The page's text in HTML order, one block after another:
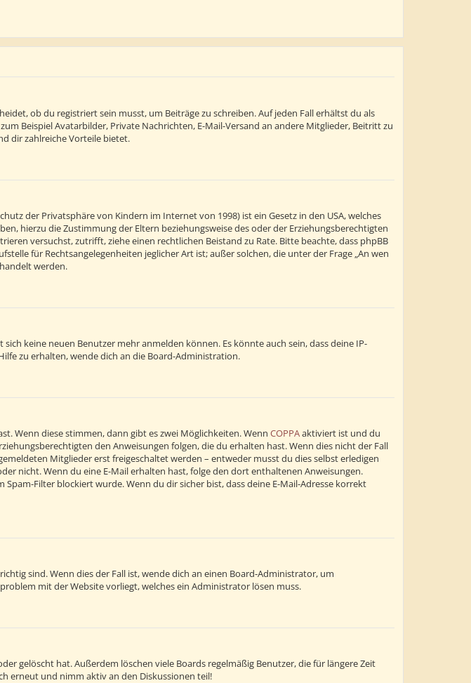
ob du registriert sein musst, um Beiträge zu schreiben. Auf jeden Fall erhältst du als
Beispiel Avatarbilder, Private Nachrichten, E-Mail-Versand an andere Mitglieder, Beitritt zu
dir zahlreiche Vorteile bietet.
der Privatsphäre von Kindern im Internet von 1998) ist ein Gesetz in den USA, welches
hierzu die Zustimmung der Eltern beziehungsweise des oder der Erziehungsberechtigten
versuchst, zutrifft, ziehe einen rechtlichen Beistand zu Rate. Bitte beachte, dass phpBB
für Rechtsangelegenheiten jeglicher Art ist; außer solchen, die unter der Frage „An wen
werden.
keine neuen Benutzer mehr anmelden können. Es könnte auch sein, dass deine IP-
zu erhalten, wende dich an die Board-Administration.
Wenn diese stimmen, dann gibt es zwei Möglichkeiten. Wenn COPPAaktiviert ist und du
den Anweisungen folgen, die du erhalten hast. Wenn dies nicht der Fall
Mitglieder erst freigeschaltet werden – entweder musst du dies selbst erledigen
nicht. Wenn du eine E-Mail erhalten hast, folge den dort enthaltenen Anweisungen.
Filter blockiert wurde. Wenn du dir sicher bist, dass deine E-Mail-Adresse korrekt
sind. Wenn dies der Fall ist, wende dich an einen Board-Administrator, um
mit der Website vorliegt, welches ein Administrator lösen muss.
gelöscht hat. Außerdem löschen viele Boards regelmäßig Benutzer, die für längere Zeit
erneut und nimm aktiv an den Diskussionen teil!